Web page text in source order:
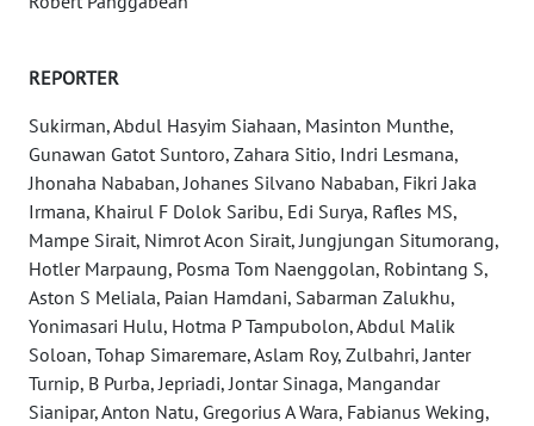
REPORTER
Sukirman, Abdul Hasyim Siahaan, Masinton Munthe,
Gunawan Gatot Suntoro, Zahara Sitio, Indri Lesmana,
Jhonaha Nababan, Johanes Silvano Nababan, Fikri Jaka
Irmana, Khairul F Dolok Saribu, Edi Surya, Rafles MS,
Mampe Sirait, Nimrot Acon Sirait, Jungjungan Situmorang,
Hotler Marpaung, Posma Tom Naenggolan, Robintang S,
Aston S Meliala, Paian Hamdani, Sabarman Zalukhu,
Yonimasari Hulu, Hotma P Tampubolon, Abdul Malik
Soloan, Tohap Simaremare, Aslam Roy, Zulbahri, Janter
Turnip, B Purba, Jepriadi, Jontar Sinaga, Mangandar
Sianipar, Anton Natu, Gregorius A Wara, Fabianus Weking,
WN
WN
WN
SULTENG
WN
SULBAR